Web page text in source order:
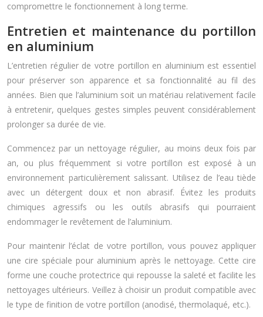
compromettre le fonctionnement à long terme.
Entretien et maintenance du portillon
en aluminium
L’entretien régulier de votre portillon en aluminium est essentiel
pour préserver son apparence et sa fonctionnalité au fil des
années. Bien que l’aluminium soit un matériau relativement facile
à entretenir, quelques gestes simples peuvent considérablement
prolonger sa durée de vie.
Commencez par un nettoyage régulier, au moins deux fois par
an, ou plus fréquemment si votre portillon est exposé à un
environnement particulièrement salissant. Utilisez de l’eau tiède
avec un détergent doux et non abrasif. Évitez les produits
chimiques agressifs ou les outils abrasifs qui pourraient
endommager le revêtement de l’aluminium.
Pour maintenir l’éclat de votre portillon, vous pouvez appliquer
une cire spéciale pour aluminium après le nettoyage. Cette cire
forme une couche protectrice qui repousse la saleté et facilite les
nettoyages ultérieurs. Veillez à choisir un produit compatible avec
le type de finition de votre portillon (anodisé, thermolaqué, etc.).